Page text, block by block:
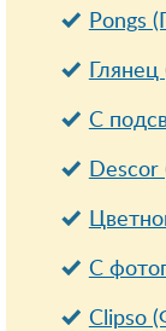
Pongs
С
Descor
С
Clipso